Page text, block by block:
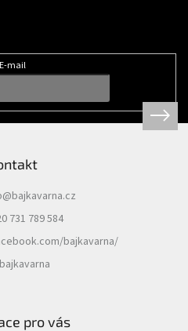
E-mail
@bajkavarna.cz
731 789 584
bajkavarna/
bajkavarna
pro vás